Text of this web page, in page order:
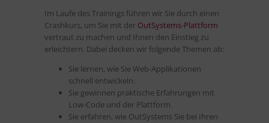
Im Laufe des Trainings führen wir Sie durch einen
Crashkurs, um Sie mit der OutSystems-Plattform
vertraut zu machen und Ihnen den Einstieg zu
erleichtern. Dabei decken wir folgende Themen ab:
Sie lernen, wie Sie Web-Applikationen
schnell entwickeln.
Sie gewinnen praktische Erfahrungen mit
Low-Code und der Plattform.
Sie erfahren, wie OutSystems Sie bei Ihren